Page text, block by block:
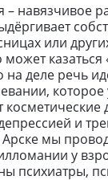
навязчивое
или
может
на деле речь
которое
и
Арске мы
у
психиатры,